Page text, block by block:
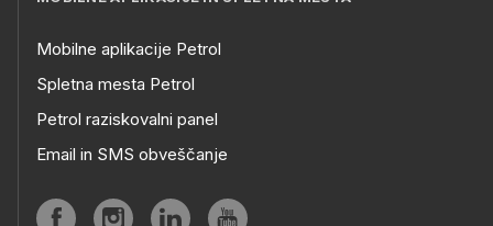
Mobilne aplikacije Petrol
Spletna mesta Petrol
Petrol raziskovalni panel
Email in SMS obveščanje